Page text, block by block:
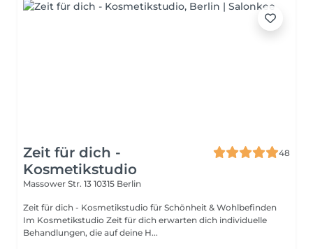
Zeit für dich -
Kosmetikstudio
48
Massower Str. 13 10315 Berlin
Zeit für dich - Kosmetikstudio für Schönheit & Wohlbefinden
Im Kosmetikstudio Zeit für dich erwarten dich individuelle
Behandlungen, die auf deine H...